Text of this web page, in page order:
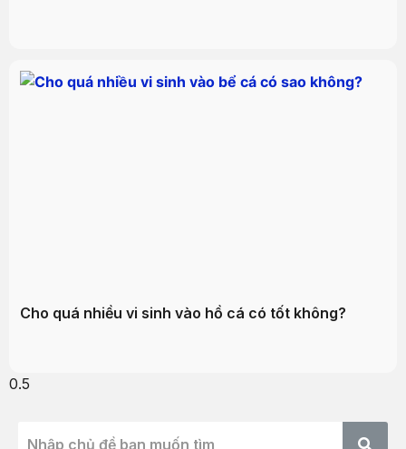
Cho quá nhiều vi sinh vào hồ cá có tốt không?